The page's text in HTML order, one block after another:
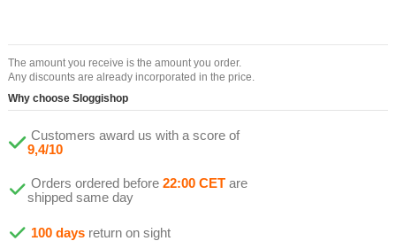
The amount you receive is the amount you order.
Any discounts are already incorporated in the price.
Why choose Sloggishop
Customers award us with a score of
9,4/10
Orders ordered before 22:00 CET are
shipped same day
100 days return on sight